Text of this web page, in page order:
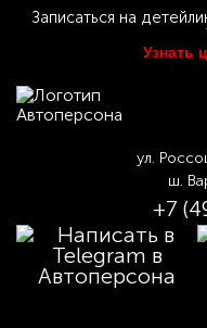
Записаться на
Узнать
ул.
ш.
+7